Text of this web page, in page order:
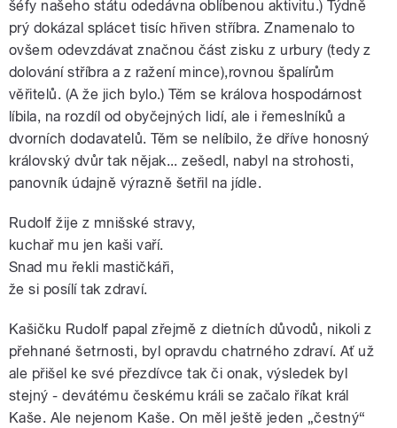
šéfy našeho státu odedávna oblíbenou aktivitu.) Týdně
prý dokázal splácet tisíc hřiven stříbra. Znamenalo to
ovšem odevzdávat značnou část zisku z urbury (tedy z
dolování stříbra a z ražení mince),rovnou špalírům
věřitelů. (A že jich bylo.) Těm se králova hospodárnost
líbila, na rozdíl od obyčejných lidí, ale i řemeslníků a
dvorních dodavatelů. Těm se nelíbilo, že dříve honosný
královský dvůr tak nějak... zešedl, nabyl na strohosti,
panovník údajně výrazně šetřil na jídle.
Rudolf žije z mnišské stravy,
kuchař mu jen kaši vaří.
Snad mu řekli mastičkáři,
že si posílí tak zdraví.
Kašičku Rudolf papal zřejmě z dietních důvodů, nikoli z
přehnané šetrnosti, byl opravdu chatrného zdraví. Ať už
ale přišel ke své přezdívce tak či onak, výsledek byl
stejný - devátému českému králi se začalo říkat král
Kaše. Ale nejenom Kaše. On měl ještě jeden „čestný“